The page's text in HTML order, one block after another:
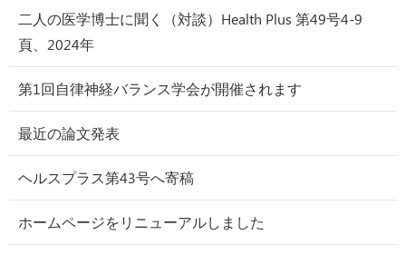
二人の医学博士に聞く（対談）Health Plus 第49号4-9
頁、2024年
第1回自律神経バランス学会が開催されます
最近の論文発表
ヘルスプラス第43号へ寄稿
ホームページをリニューアルしました